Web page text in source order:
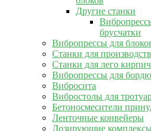
Другие станки
брусчатки
Вибропрессы для
Станки для
Станки для лего
Вибропрессы для
Вибросита
Вибростолы для
Бетоносмесители
Ленточные конвейеры
Дозирующие